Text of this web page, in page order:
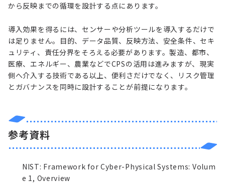
から反映までの循環を設計する点にあります。
導入効果を得るには、センサーや分析ツールを導入するだけで
は足りません。目的、データ品質、反映方法、安全条件、セキ
ュリティ、責任分界をそろえる必要があります。製造、都市、
医療、エネルギー、農業などでCPSの活用は進みますが、現実
側へ介入する技術である以上、便利さだけでなく、リスク管理
とガバナンスを同時に設計することが前提になります。
参考資料
NIST: Framework for Cyber-Physical Systems: Volum
e 1, Overview